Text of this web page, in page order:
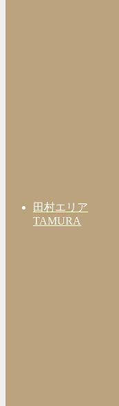
田村エリア
TAMURA